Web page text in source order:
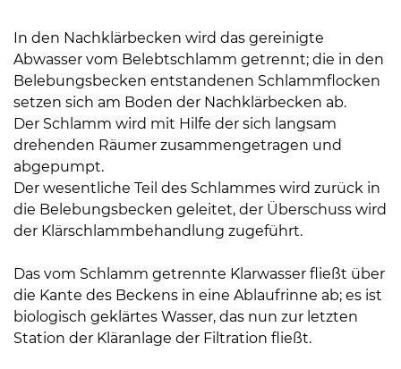
14
Uhr
sowie
außerhalb
der
Öffnungszeiten
nach
Vereinbarung.
In den Nachklärbecken wird das gereinigte
Abwasser vom Belebtschlamm getrennt; die in den
Belebungsbecken entstandenen Schlammflocken
setzen sich am Boden der Nachklärbecken ab.
Der Schlamm wird mit Hilfe der sich langsam
drehenden Räumer zusammengetragen und
abgepumpt.
Der wesentliche Teil des Schlammes wird zurück in
die Belebungsbecken geleitet, der Überschuss wird
der Klärschlammbehandlung zugeführt.
Das vom Schlamm getrennte Klarwasser fließt über
die Kante des Beckens in eine Ablaufrinne ab; es ist
biologisch geklärtes Wasser, das nun zur letzten
Station der Kläranlage der Filtration fließt.